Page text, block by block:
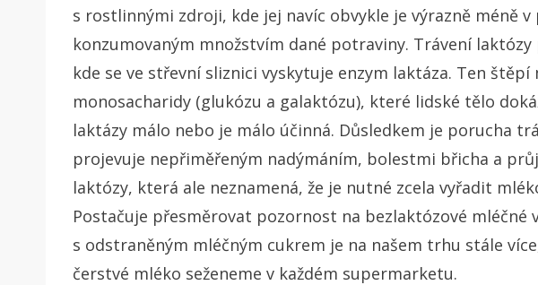
s rostlinnými zdroji, kde jej navíc obvykle je výrazně méně v
konzumovaným množstvím dané potraviny. Trávení
kde se ve střevní sliznici vyskytuje enzym laktáza. Ten štěpí
monosacharidy (glukózu a galaktózu), které lidské tělo
laktázy málo nebo je málo účinná. Důsledkem je porucha
projevuje nepřiměřeným nadýmáním, bolestmi břicha a
laktózy, která ale neznamená, že je nutné zcela vyřadit
Postačuje přesměrovat pozornost na bezlaktózové mléčné
s odstraněným mléčným cukrem je na našem trhu stále
čerstvé mléko seženeme v každém supermarketu.